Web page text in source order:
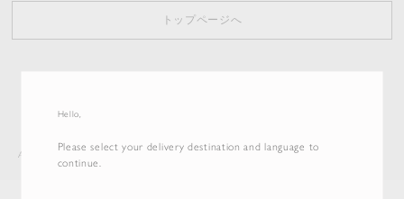
Hello,
Please select your delivery destination and language to
continue.
トップページへ
AURALEE ITEM